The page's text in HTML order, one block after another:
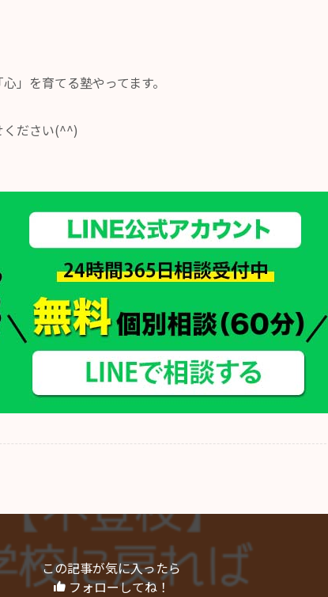
」を育てる塾やってます。
ください(^^)
この記事が気に入ったら
フォローしてね！